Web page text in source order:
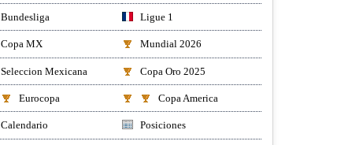
Bundesliga Ligue 1
Copa MX Mundial 2026
Seleccion Mexicana Copa Oro 2025
Eurocopa Copa America
Calendario Posiciones